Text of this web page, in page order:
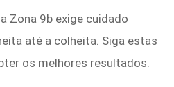
Zona 9b exige cuidado
até a colheita. Siga estas
os melhores resultados.